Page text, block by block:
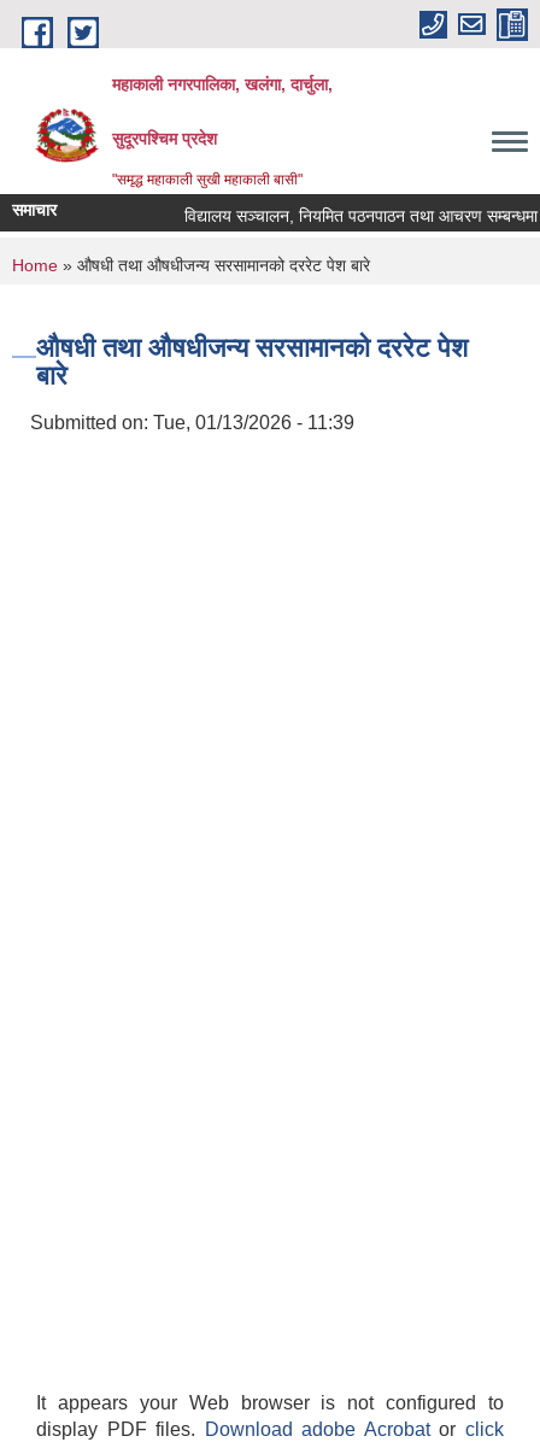
Skip to main content
महाकाली नगरपालिका, खलंगा, दार्चुला,
सुदूरपश्चिम प्रदेश
"समृद्ध महाकाली सुखी महाकाली बासी"
समाचार विद्यालय सञ्चालन, नियमित पठनपाठन तथा आचरण सम्बन्धमा
You are here
Home » औषधी तथा औषधीजन्य सरसामानको दररेट पेश बारे
औषधी तथा औषधीजन्य सरसामानको दररेट पेश
बारे
Submitted on: Tue, 01/13/2026 - 11:39
It appears your Web browser is not configured to
display PDF files.
Download adobe Acrobatorclick